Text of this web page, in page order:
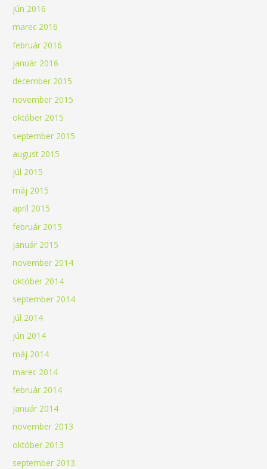
jún 2016
marec 2016
február 2016
január 2016
december 2015
november 2015
október 2015
september 2015
august 2015
júl 2015
máj 2015
apríl 2015
február 2015
január 2015
november 2014
október 2014
september 2014
júl 2014
jún 2014
máj 2014
marec 2014
február 2014
január 2014
november 2013
október 2013
september 2013